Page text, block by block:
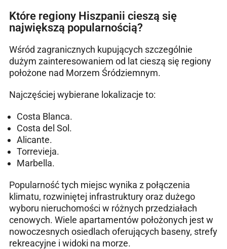
Które regiony Hiszpanii cieszą się
największą popularnością?
Wśród zagranicznych kupujących szczególnie
dużym zainteresowaniem od lat cieszą się regiony
położone nad Morzem Śródziemnym.
Najczęściej wybierane lokalizacje to:
Costa Blanca.
Costa del Sol.
Alicante.
Torrevieja.
Marbella.
Popularność tych miejsc wynika z połączenia
klimatu, rozwiniętej infrastruktury oraz dużego
wyboru nieruchomości w różnych przedziałach
cenowych. Wiele apartamentów położonych jest w
nowoczesnych osiedlach oferujących baseny, strefy
rekreacyjne i widoki na morze.